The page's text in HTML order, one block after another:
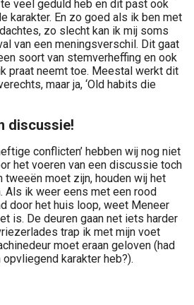
veel geduld heb en dit past ook
karakter. En zo goed als ik ben met
zo slecht kan ik mij soms
van een meningsverschil. Dit gaat
soort van stemverheffing en ook
praat neemt toe. Meestal werkt dit
maar ja, ‘Old habits die
discussie!
conflicten’ hebben wij nog niet
het voeren van een discussie toch
tweeën moet zijn, houden wij het
Als ik weer eens met een rood
door het huis loop, weet Meneer
is. De deuren gaan net iets harder
trap ik met mijn voet
moet eraan geloven (had
karakter heb?).